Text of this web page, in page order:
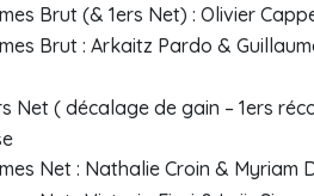
Brut (& 1ers Net) : Olivier
Brut : Arkaitz Pardo &
Net ( décalage de gain – 1ers
Net : Nathalie Croin & Myriam